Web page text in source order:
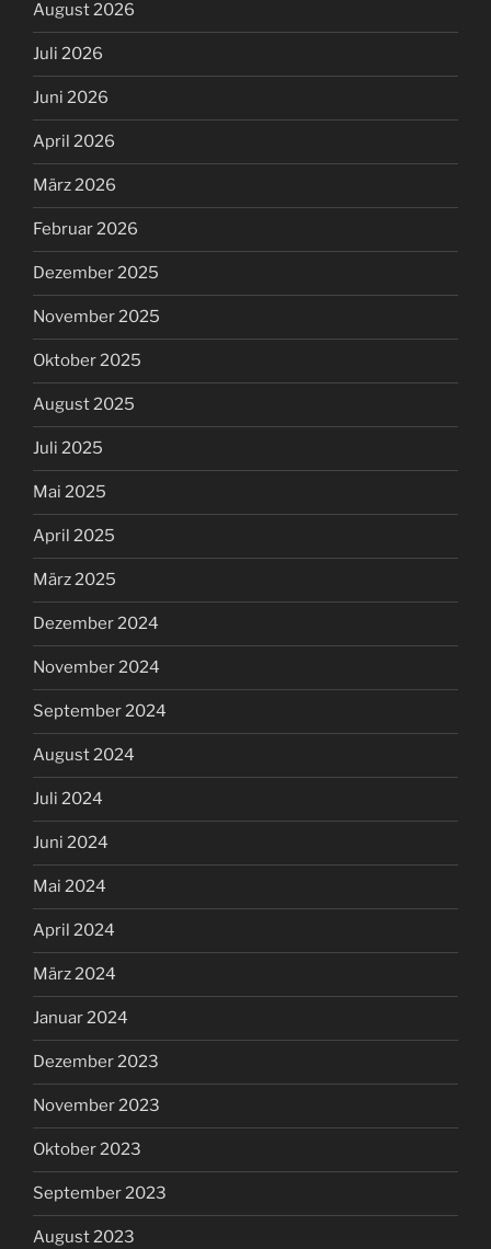
August 2026
Juli 2026
Juni 2026
April 2026
März 2026
Februar 2026
Dezember 2025
November 2025
Oktober 2025
August 2025
Juli 2025
Mai 2025
April 2025
März 2025
Dezember 2024
November 2024
September 2024
August 2024
Juli 2024
Juni 2024
Mai 2024
April 2024
März 2024
Januar 2024
Dezember 2023
November 2023
Oktober 2023
September 2023
August 2023